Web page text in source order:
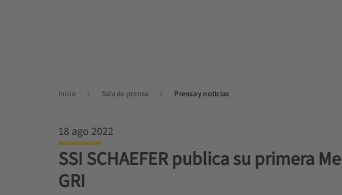
Inicio Sala de prensa Prensa y noticias
18 ago 2022
SSI SCHAEFER publica su primera
GRI